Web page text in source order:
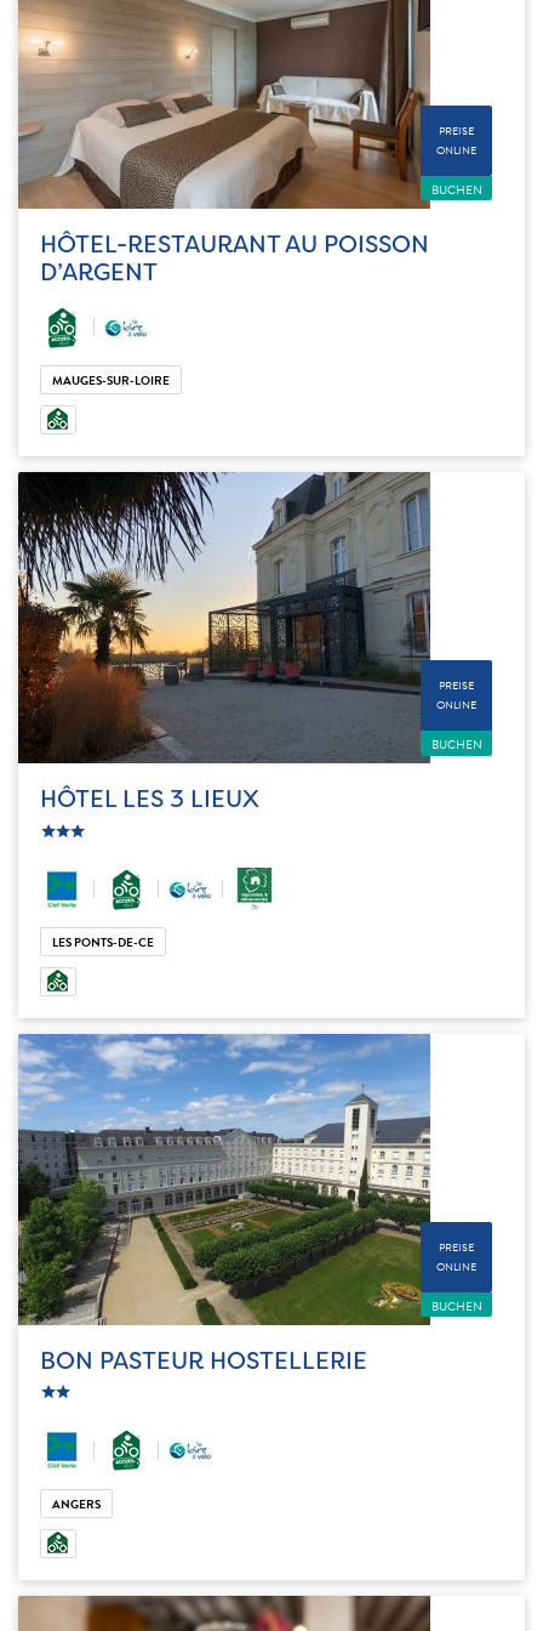
PREISE
ONLINE
BUCHEN
HÔTEL-RESTAURANT AU POISSON
D’ARGENT
MAUGES-SUR-LOIRE
PREISE
ONLINE
BUCHEN
HÔTEL LES 3 LIEUX
ic_star
ic_star
LES PONTS-DE-CE
PREISE
ONLINE
BUCHEN
BON PASTEUR HOSTELLERIE
ic_star
ANGERS